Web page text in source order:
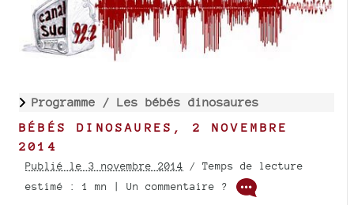
Programme / Les bébés dinosaures
BÉBÉS DINOSAURES, 2 NOVEMBRE
2014
Publié le 3 novembre 2014 / Temps de lecture
estimé : 1 mn | Un commentaire ?